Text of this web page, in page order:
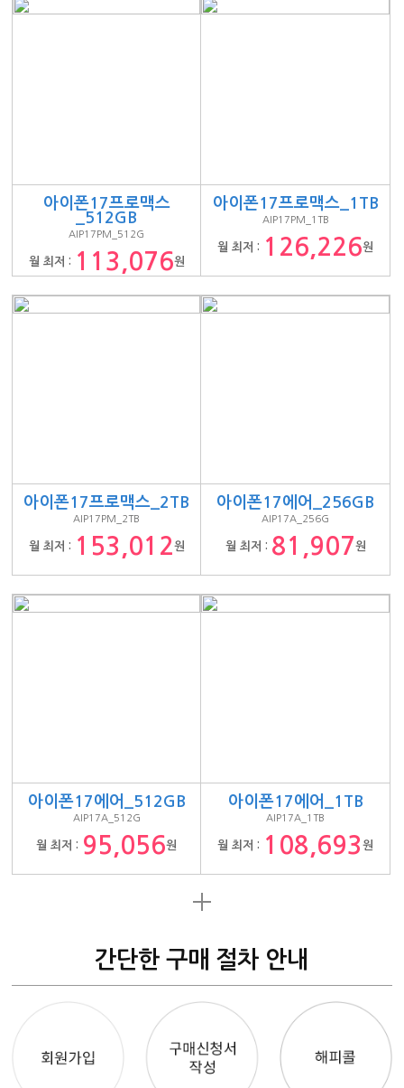
아이폰17프로맥스
_512GB
AIP17PM_512G
월 최저 : 113,076원
아이폰17프로맥스_1TB
AIP17PM_1TB
월 최저 : 126,226원
아이폰17프로맥스_2TB
AIP17PM_2TB
월 최저 : 153,012원
아이폰17에어_256GB
AIP17A_256G
월 최저 : 81,907원
아이폰17에어_512GB
AIP17A_512G
월 최저 : 95,056원
아이폰17에어_1TB
AIP17A_1TB
월 최저 : 108,693 원
간단한 구매 절차 안내